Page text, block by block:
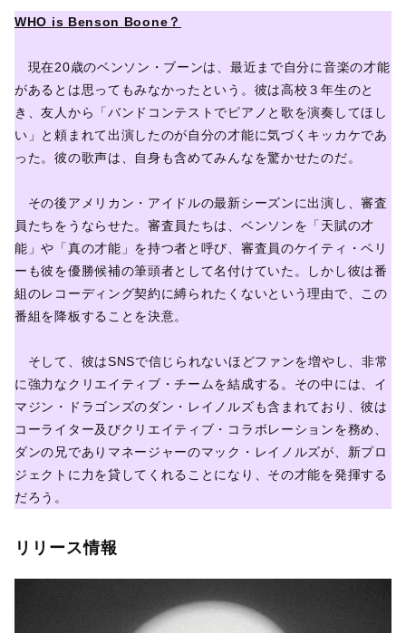
WHO is Benson Boone？
現在20歳のベンソン・ブーンは、最近まで自分に音楽の才能
があるとは思ってもみなかったという。彼は高校３年生のと
き、友人から「バンドコンテストでピアノと歌を演奏してほし
い」と頼まれて出演したのが自分の才能に気づくキッカケであ
った。彼の歌声は、自身も含めてみんなを驚かせたのだ。
その後アメリカン・アイドルの最新シーズンに出演し、審査
員たちをうならせた。審査員たちは、ベンソンを「天賦の才
能」や「真の才能」を持つ者と呼び、審査員のケイティ・ペリ
ーも彼を優勝候補の筆頭者として名付けていた。しかし彼は番
組のレコーディング契約に縛られたくないという理由で、この
番組を降板することを決意。
そして、彼はSNSで信じられないほどファンを増やし、非常
に強力なクリエイティブ・チームを結成する。その中には、イ
マジン・ドラゴンズのダン・レイノルズも含まれており、彼は
コーライター及びクリエイティブ・コラボレーションを務め、
ダンの兄でありマネージャーのマック・レイノルズが、新プロ
ジェクトに力を貸してくれることになり、その才能を発揮する
だろう。
リリース情報